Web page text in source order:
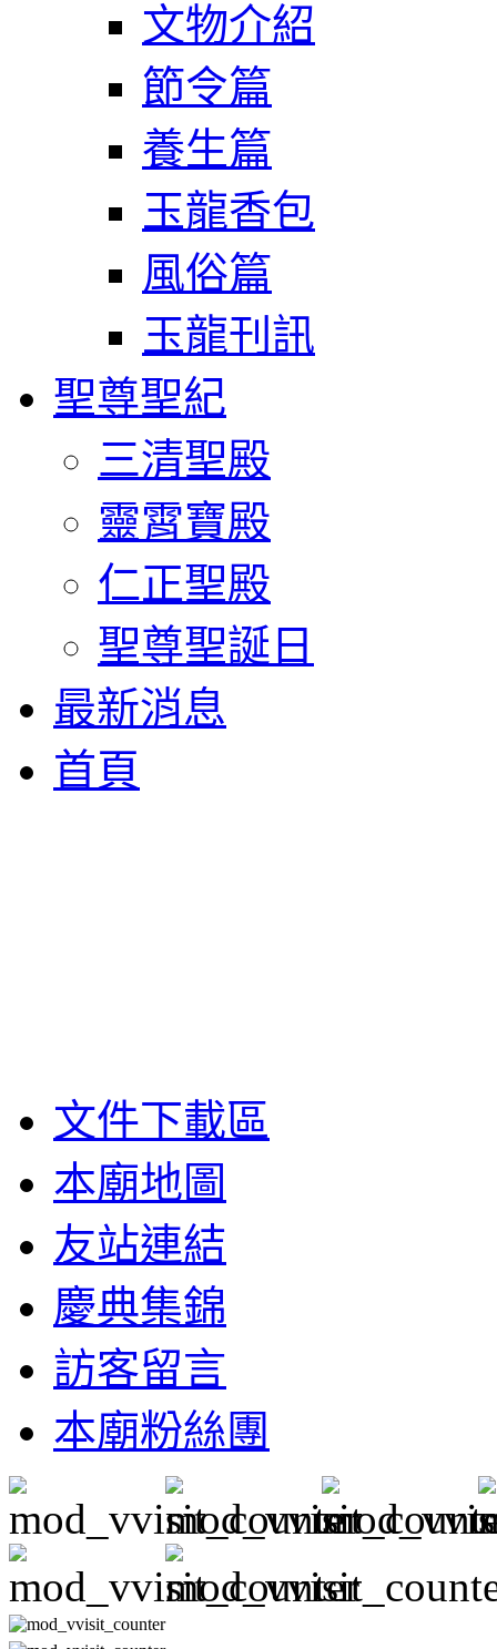
文物介紹
節令篇
養生篇
玉龍香包
風俗篇
玉龍刊訊
聖尊聖紀
三清聖殿
靈霄寶殿
仁正聖殿
聖尊聖誕日
最新消息
首頁
文件下載區
本廟地圖
友站連結
慶典集錦
訪客留言
本廟粉絲團